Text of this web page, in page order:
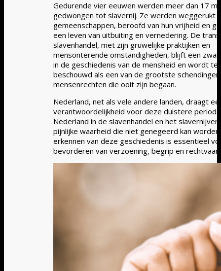
Gedurende vier eeuwen werden meer dan 17
gedwongen tot slavernij. Ze werden weggerukt
gemeenschappen, beroofd van hun vrijheid en
een leven van uitbuiting en vernedering. De
slavenhandel, met zijn gruwelijke praktijken en
mensonterende omstandigheden, blijft een
in de geschiedenis van de mensheid en wordt
beschouwd als een van de grootste
mensenrechten die ooit zijn begaan.
Nederland, net als vele andere landen, draagt
verantwoordelijkheid voor deze duistere
Nederland in de slavenhandel en het
pijnlijke waarheid die niet genegeerd kan
erkennen van deze geschiedenis is essentieel
bevorderen van verzoening, begrip en